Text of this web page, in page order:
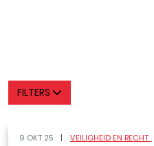
FILTERS
9 OKT 25 VEILIGHEID EN RECHT